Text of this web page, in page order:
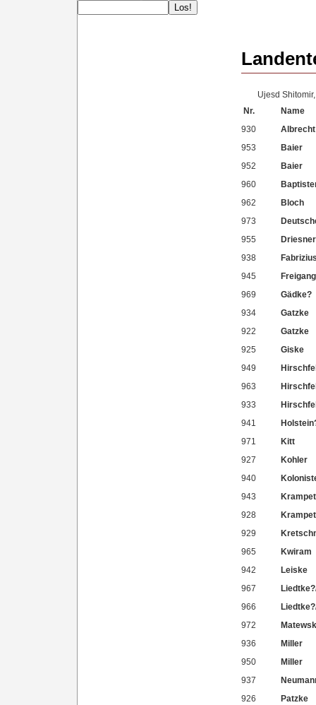
Ujesd
Nr.
Name
930
Albrecht
953
Baier
952
Baier
960
962
Bloch
973
955
Driesner
938
945
Freigang
969
Gädke?
934
Gatzke
922
Gatzke
925
Giske
949
963
933
941
971
Kitt
927
Kohler
940
943
928
929
965
Kwiram
942
Leiske
967
966
972
936
Miller
950
Miller
937
926
Patzke